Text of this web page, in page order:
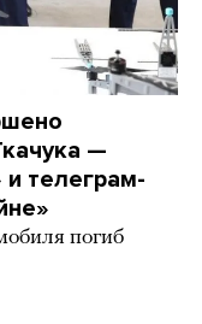
—
телеграм-
погиб